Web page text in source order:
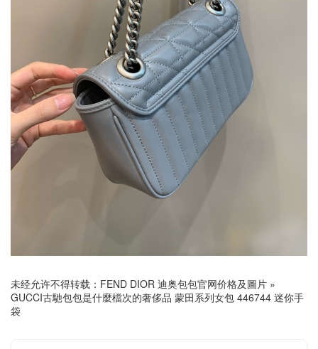
未经允许不得转载： FEND DIOR 迪奥包包官网价格及圖片 »
GUCCI古馳包包是什麼檔次的奢侈品 蒙田系列女包 446744 迷你手
袋